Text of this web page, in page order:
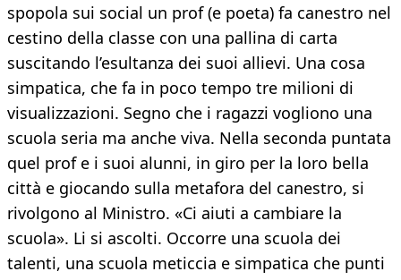
spopola sui social un prof (e poeta) fa canestro nel
cestino della classe con una pallina di carta
suscitando l’esultanza dei suoi allievi. Una cosa
simpatica, che fa in poco tempo tre milioni di
visualizzazioni. Segno che i ragazzi vogliono una
scuola seria ma anche viva. Nella seconda puntata
quel prof e i suoi alunni, in giro per la loro bella
città e giocando sulla metafora del canestro, si
rivolgono al Ministro. «Ci aiuti a cambiare la
scuola». Li si ascolti. Occorre una scuola dei
talenti, una scuola meticcia e simpatica che punti